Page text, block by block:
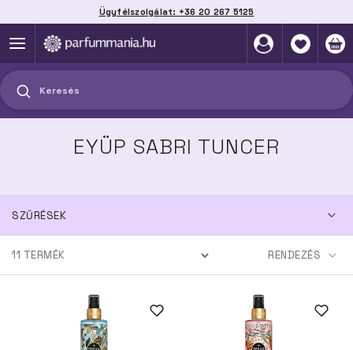
Ügyfélszolgálat: +36 20 267 5125
Keresés
EYÜP SABRI TUNCER
SZŰRÉSEK
11 TERMÉK